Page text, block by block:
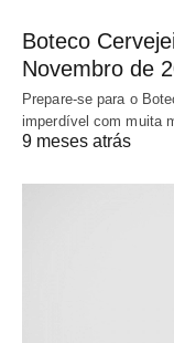
Boteco
Novembro de
Prepare-se para o
imperdível com muita
9 meses atrás